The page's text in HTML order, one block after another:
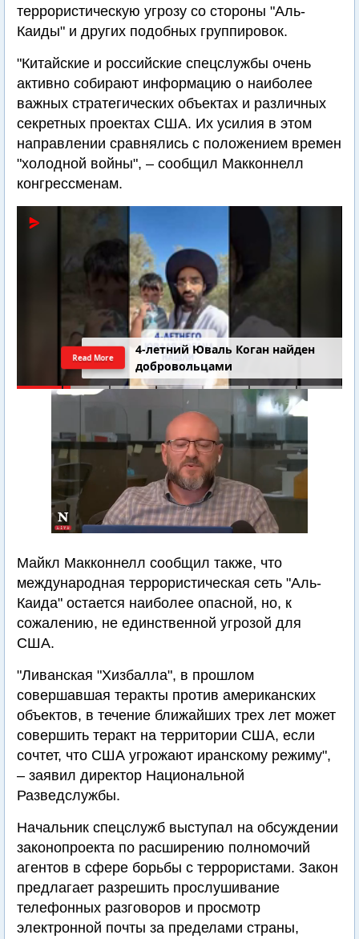
террористическую угрозу со стороны "Аль-
Каиды" и других подобных группировок.
"Китайские и российские спецслужбы очень
активно собирают информацию о наиболее
важных стратегических объектах и различных
секретных проектах США. Их усилия в этом
направлении сравнялись с положением времен
"холодной войны", – сообщил Макконнелл
конгрессменам.
4-летний Юваль Коган найден
добровольцами
Read More
Майкл Макконнелл сообщил также, что
международная террористическая сеть "Аль-
Каида" остается наиболее опасной, но, к
сожалению, не единственной угрозой для
США.
"Ливанская "Хизбалла", в прошлом
совершавшая теракты против американских
объектов, в течение ближайших трех лет может
совершить теракт на территории США, если
сочтет, что США угрожают иранскому режиму",
– заявил директор Национальной
Разведслужбы.
Начальник спецслужб выступал на обсуждении
законопроекта по расширению полномочий
агентов в сфере борьбы с террористами. Закон
предлагает разрешить прослушивание
телефонных разговоров и просмотр
электронной почты за пределами страны,